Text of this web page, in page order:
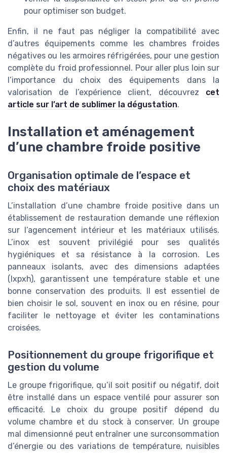
pour optimiser son budget.
Enfin, il ne faut pas négliger la compatibilité avec
d’autres équipements comme les chambres froides
négatives ou les armoires réfrigérées, pour une gestion
complète du froid professionnel. Pour aller plus loin sur
l’importance du choix des équipements dans la
valorisation de l’expérience client, découvrez cet
article sur l’art de sublimer la dégustation.
Installation et aménagement
d’une chambre froide positive
Organisation optimale de l’espace et
choix des matériaux
L’installation d’une chambre froide positive dans un
établissement de restauration demande une réflexion
sur l’agencement intérieur et les matériaux utilisés.
L’inox est souvent privilégié pour ses qualités
hygiéniques et sa résistance à la corrosion. Les
panneaux isolants, avec des dimensions adaptées
(lxpxh), garantissent une température stable et une
bonne conservation des produits. Il est essentiel de
bien choisir le sol, souvent en inox ou en résine, pour
faciliter le nettoyage et éviter les contaminations
croisées.
Positionnement du groupe frigorifique et
gestion du volume
Le groupe frigorifique, qu’il soit positif ou négatif, doit
être installé dans un espace ventilé pour assurer son
efficacité. Le choix du groupe positif dépend du
volume chambre et du stock à conserver. Un groupe
mal dimensionné peut entraîner une surconsommation
d’énergie ou des variations de température, nuisibles